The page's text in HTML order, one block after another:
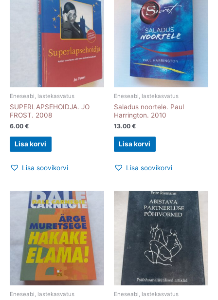
Eneseabi, lastekasvatus
SUPERLAPSEHOIDJA. JO
FROST. 2008
6.00 €
Lisa korvi
Lisa soovikorvi
Eneseabi, lastekasvatus
Saladus noortele. Paul
Harrington. 2010
13.00 €
Lisa korvi
Lisa soovikorvi
Eneseabi, lastekasvatus Eneseabi, lastekasvatus